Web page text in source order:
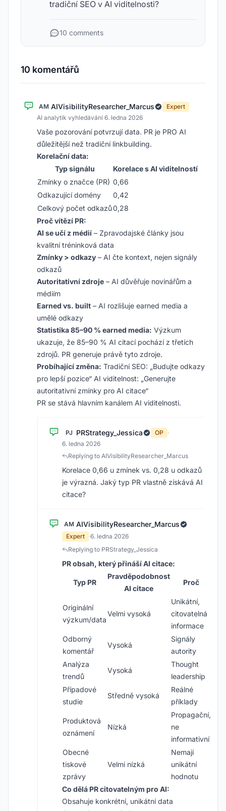
tradiční SEO v AI viditelnosti?
10 comments
10 komentářů
AM AIVisibilityResearcher_Marcus
Expert
AI analytik vyhledávání·6. ledna 2026
Vaše pozorování potvrzují data. PR je PRO AI
důležitější než tradiční linkbuilding.
Korelační data:
Typ signálu
Korelace s AI viditelností
Zmínky o značce (PR) 0,66
Odkazující domény
0,42
Celkový počet odkazů0,28
Proč vítězí PR:
AI se učí z médií – Zpravodajské články jsou
kvalitní tréninková data
Zmínky > odkazy – AI čte kontext, nejen signály
odkazů
Autoritativní zdroje – AI důvěřuje novinářům a
médiím
Earned vs. built – AI rozlišuje earned media a
umělé odkazy
Statistika 85–90 % earned media: Výzkum
ukazuje, že 85–90 % AI citací pochází z třetích
zdrojů. PR generuje právě tyto zdroje.
Probíhající změna: Tradiční SEO: „Budujte odkazy
pro lepší pozice“ AI viditelnost: „Generujte
autoritativní zmínky pro AI citace“
PR se stává hlavním kanálem AI viditelnosti.
PJ PRStrategy_Jessica OP
·
6. ledna 2026
Replying to AIVisibilityResearcher_Marcus
Korelace 0,66 u zmínek vs. 0,28 u odkazů
je výrazná. Jaký typ PR vlastně získává AI
citace?
AM AIVisibilityResearcher_Marcus
Expert ·6. ledna 2026
Replying to PRStrategy_Jessica
PR obsah, který přináší AI citace:
Typ PR
Pravděpodobnost
AI citace
Proč
Originální
výzkum/data
Velmi vysoká
Unikátní,
citovatelná
informace
Odborný
komentář
Vysoká
Signály
autority
Analýza
trendů
Vysoká
Thought
leadership
Případové
studie
Středně vysoká
Reálné
příklady
Produktová
oznámení
Nízká
Propagační,
ne
informativní
Obecné
tiskové
zprávy
Velmi nízká
Nemají
unikátní
hodnotu
Co dělá PR citovatelným pro AI:
Obsahuje konkrétní, unikátní data